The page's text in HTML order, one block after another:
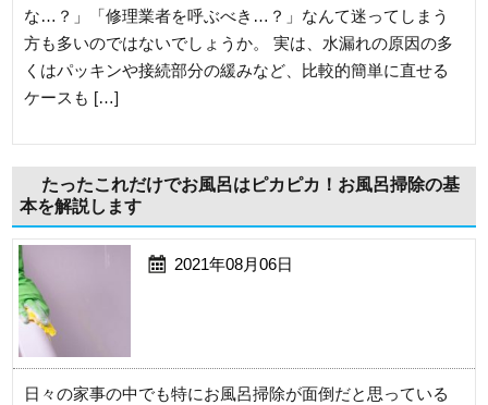
な…？」「修理業者を呼ぶべき…？」なんて迷ってしまう
方も多いのではないでしょうか。 実は、水漏れの原因の多
くはパッキンや接続部分の緩みなど、比較的簡単に直せる
ケースも […]
たったこれだけでお風呂はピカピカ！お風呂掃除の基
本を解説します
2021年08月06日
日々の家事の中でも特にお風呂掃除が面倒だと思っている